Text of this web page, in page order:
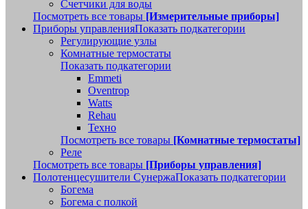
Счетчики для воды
Посмотреть все товары [Измерительные приборы]
Приборы управленияПоказать подкатегории
Регулирующие узлы
Комнатные термостаты
Показать подкатегории
Emmeti
Oventrop
Watts
Rehau
Техно
Посмотреть все товары [Комнатные термостаты]
Реле
Посмотреть все товары [Приборы управления]
Полотенцесушители СунержаПоказать подкатегории
Богема
Богема с полкой